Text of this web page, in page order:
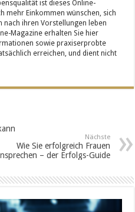
ist dieses Online-
mehr Einkommen wünschen, sich
nach ihren Vorstellungen leben
Magazine erhalten Sie hier
sowie praxiserprobte
erreichen, und dient nicht
Nächste
Wie Sie erfolgreich Frauen
– der Erfolgs-Guide